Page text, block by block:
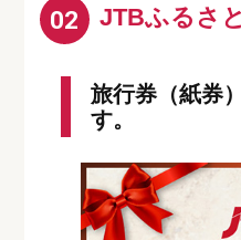
02 JTBふるさ
旅行券（紙券
す。